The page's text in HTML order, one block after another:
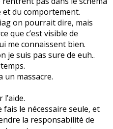
et du comportement.
on pourrait dire, mais
que c’est visible de
me connaissent bien.
je suis pas sure de euh..
un massacre.
fais le nécessaire seule, et
la responsabilité de